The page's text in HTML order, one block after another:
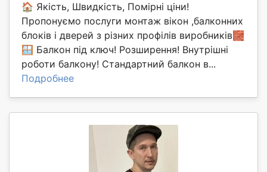
🏠 Якість, Швидкість, Помірні ціни!
Пропонуємо послуги монтаж вікон ,балконних
блоків і дверей з різних профілів виробників🧱
🪟 Балкон під ключ! Розширення! Внутрішні
роботи балкону! Стандартний балкон в...
Подробнее